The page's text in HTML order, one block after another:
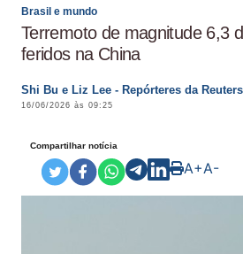
Brasil e mundo
Terremoto de magnitude 6,3
feridos na China
Shi Bu e Liz Lee - Repórteres da
16/06/2026 às 09:25
Compartilhar notícia
A+A-